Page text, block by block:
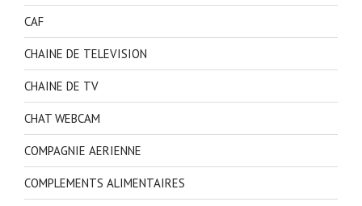
CAF
CHAINE DE TELEVISION
CHAINE DE TV
CHAT WEBCAM
COMPAGNIE AERIENNE
COMPLEMENTS ALIMENTAIRES